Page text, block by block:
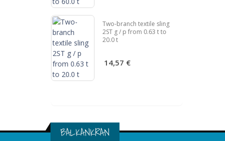
Two-branch textile sling
2ST g / p from 0.63 t to
20.0 t
14,57 €
BALKANKRAN